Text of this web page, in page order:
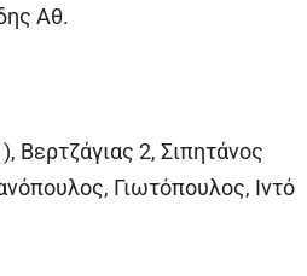
Αθ.
Βερτζάγιας 2, Σιπητάνος
Γιωτόπουλος, Ιντό